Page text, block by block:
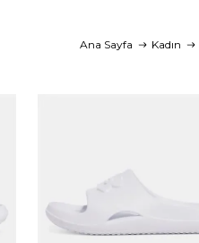
Ana Sayfa Kadın